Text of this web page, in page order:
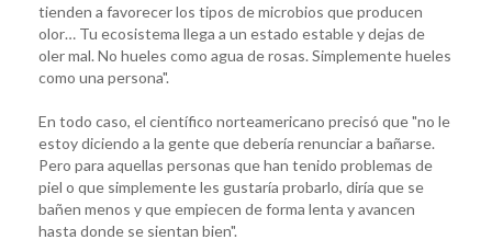
tienden a favorecer los tipos de microbios que producen
olor… Tu ecosistema llega a un estado estable y dejas de
oler mal. No hueles como agua de rosas. Simplemente hueles
como una persona".
En todo caso, el científico norteamericano precisó que "no le
estoy diciendo a la gente que debería renunciar a bañarse.
Pero para aquellas personas que han tenido problemas de
piel o que simplemente les gustaría probarlo, diría que se
bañen menos y que empiecen de forma lenta y avancen
hasta donde se sientan bien".